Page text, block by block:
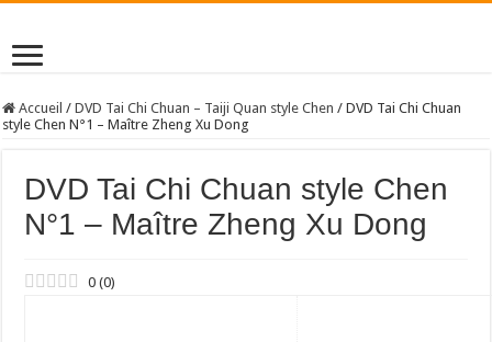
Accueil / DVD Tai Chi Chuan – Taiji Quan style Chen / DVD Tai Chi Chuan
style Chen N°1 – Maître Zheng Xu Dong
DVD Tai Chi Chuan style Chen
N°1 – Maître Zheng Xu Dong
0 (0)